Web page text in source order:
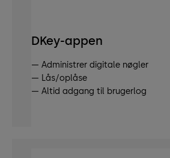
DKey-appen
— Administrer digitale nøgler
— Lås/oplåse
— Altid adgang til brugerlog